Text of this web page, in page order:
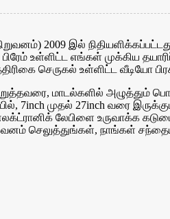
2009 இல்
பிரேம் உள்ளிட்ட எங்கள் முக்கிய
செருகல் உள்ளிட்ட வீடியோ
மாடல்களில் அழுத்தும்
7inch முதல் 27inch வரை
லேபிளை உருவாக்க
கவனம் செலுத்துங்கள், நாங்கள்